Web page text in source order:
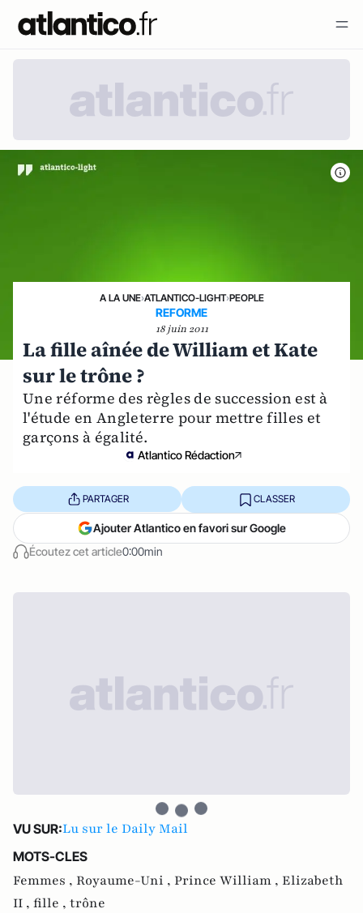
A LA UNE›ATLANTICO-LIGHT›PEOPLE
REFORME
18 juin 2011
La fille aînée de William et Kate
sur le trône ?
Une réforme des règles de succession est à
l'étude en Angleterre pour mettre filles et
garçons à égalité.
Atlantico Rédaction
Écoutez cet article0:00min
PARTAGER CLASSER
Ajouter Atlantico en favori sur Google
VU SUR:Lu sur le Daily Mail
MOTS-CLES
Femmes , Royaume-Uni , Prince William , Elizabeth
II , fille , trône